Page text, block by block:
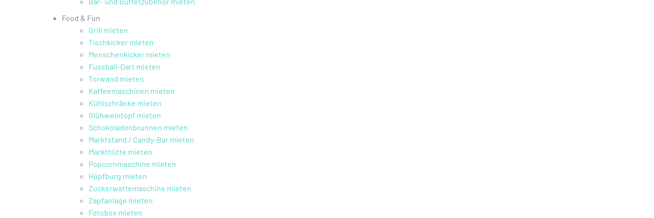
Food & Fun
Grill mieten
Tischkicker mieten
Menschenkicker mieten
Fussball-Dart mieten
Torwand mieten
Kaffeemaschinen mieten
Kühlschränke mieten
Glühweintopf mieten
Schokoladenbrunnen mieten
Marktstand / Candy-Bar mieten
Markthütte mieten
Popcornmaschine mieten
Hüpfburg mieten
Zuckerwattemaschine mieten
Zapfanlage mieten
Fotobox mieten